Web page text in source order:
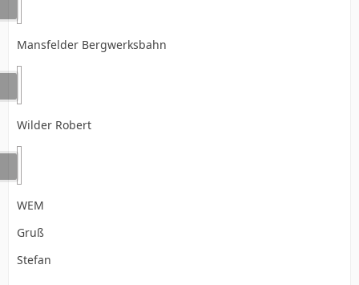
Mansfelder Bergwerksbahn
Wilder Robert
WEM
Gruß
Stefan